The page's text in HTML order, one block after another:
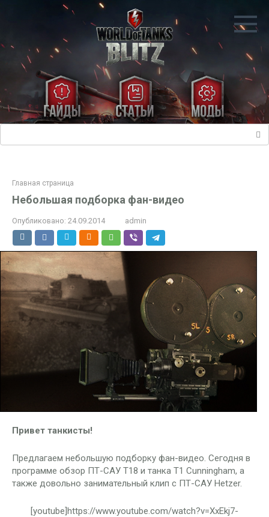
Главная страница
Небольшая подборка фан-видео
Опубликовано: 24.09.2014 admin
Привет танкисты!
Предлагаем небольшую подборку фан-видео. Сегодня в
программе обзор ПТ-САУ T18 и танка T1 Cunningham, а
также довольно занимательный клип с ПТ-САУ Hetzer.
[youtube]https://www.youtube.com/watch?v=XxEkj7-